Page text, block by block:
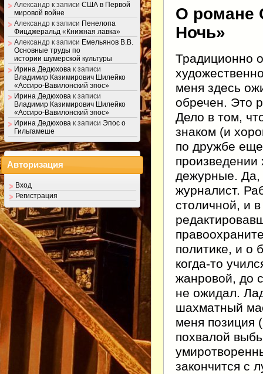
О романе
Ночь»
Традиционно
меня здесь
обречен. Это
Дело в том,
знаком (и
по дружбе еще
произведении
дежурные. Да,
журналист.
столичной, и
политике, и о
когда-то
жанровой, до
не ожидал.
шахматный
меня позиция
похвалой
закончится с
Александр к записи США в Первой
мировой войне
Александр к записи Пенелопа
Фицджеральд «Книжная лавка»
Александр к записи Емельянов В.В.
Основные труды по
истории шумерской культуры
Ирина Дедюхова к записи
Владимир Казимирович Шилейко
«Ассиро-Вавилонский эпос»
Ирина Дедюхова к записи
Владимир Казимирович Шилейко
«Ассиро-Вавилонский эпос»
Ирина Дедюхова к записи Эпос о
Гильгамеше
Авторизация
Вход
Регистрация